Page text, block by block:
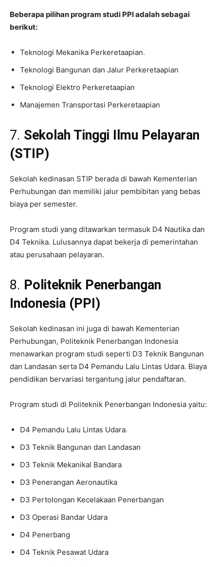
Beberapa pilihan program studi PPI adalah sebagai
berikut:
Teknologi Mekanika Perkeretaapian.
Teknologi Bangunan dan Jalur Perkeretaapian
Teknologi Elektro Perkeretaapian
Manajemen Transportasi Perkeretaapian
7. Sekolah Tinggi Ilmu Pelayaran
(STIP)
Sekolah kedinasan STIP berada di bawah Kementerian
Perhubungan dan memiliki jalur pembibitan yang bebas
biaya per semester.
Program studi yang ditawarkan termasuk D4 Nautika dan
D4 Teknika. Lulusannya dapat bekerja di pemerintahan
atau perusahaan pelayaran.
8. Politeknik Penerbangan
Indonesia (PPI)
Sekolah kedinasan ini juga di bawah Kementerian
Perhubungan, Politeknik Penerbangan Indonesia
menawarkan program studi seperti D3 Teknik Bangunan
dan Landasan serta D4 Pemandu Lalu Lintas Udara. Biaya
pendidikan bervariasi tergantung jalur pendaftaran.
Program studi di Politeknik Penerbangan Indonesia yaitu:
D4 Pemandu Lalu Lintas Udara.
D3 Teknik Bangunan dan Landasan
D3 Teknik Mekanikal Bandara
D3 Penerangan Aeronautika
D3 Pertolongan Kecelakaan Penerbangan
D3 Operasi Bandar Udara
D4 Penerbang
D4 Teknik Pesawat Udara